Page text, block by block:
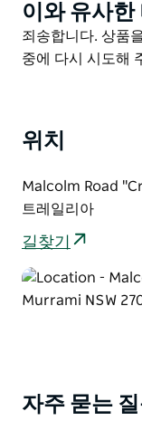
방문은 예약제로
링 서비스도 제공
사전 예약 시 제공
Product
List
이와 유사한
Product
List
죄송합니다. 상품
중에 다시 시도해
위치
Malcolm Road
트레일리아
길찾기
자주 묻는